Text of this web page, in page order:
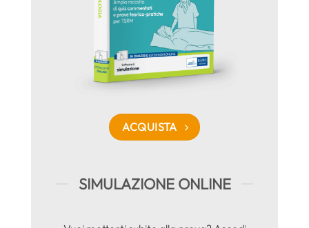
ACQUISTA
SIMULAZIONE ONLINE